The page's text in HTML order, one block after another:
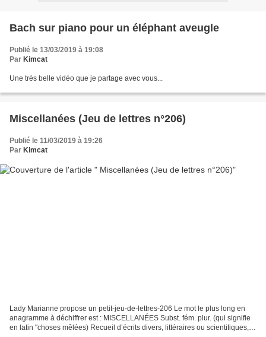
Bach sur piano pour un éléphant aveugle
Publié le 13/03/2019 à 19:08
Par Kimcat
Une très belle vidéo que je partage avec vous...
Miscellanées (Jeu de lettres n°206)
Publié le 11/03/2019 à 19:26
Par Kimcat
Lady Marianne propose un petit-jeu-de-lettres-206 Le mot le plus long en
anagramme à déchiffrer est : MISCELLANÉES Subst. fém. plur. (qui signifie
en latin "choses mêlées) Recueil d’écrits divers, littéraires ou scientifiques,